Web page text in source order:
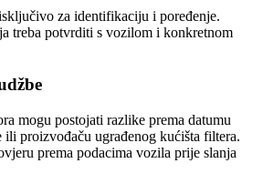
za identifikaciju i poređenje.
treba potvrditi s vozilom i konkretnom
mogu postojati razlike prema datumu
proizvođaču ugrađenog kućišta filtera.
prema podacima vozila prije slanja